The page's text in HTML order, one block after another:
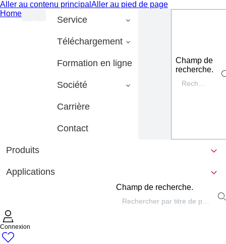
Aller au contenu principal Aller au pied de page
Home
Service
Téléchargement
Formation en ligne
Société
Carrière
Contact
Champ de
recherche.
Produits
Applications
Champ de recherche.
Connexion